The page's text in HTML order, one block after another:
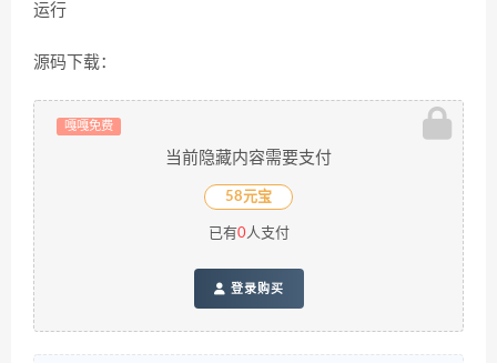
运行
源码下载：
嘎嘎免费
当前隐藏内容需要支付
58元宝
已有0人支付
登录购买